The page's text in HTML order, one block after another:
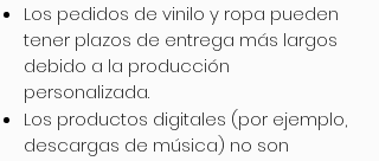
Los pedidos de vinilo y ropa pueden
tener plazos de entrega más largos
debido a la producción
personalizada.
Los productos digitales (por ejemplo,
descargas de música) no son